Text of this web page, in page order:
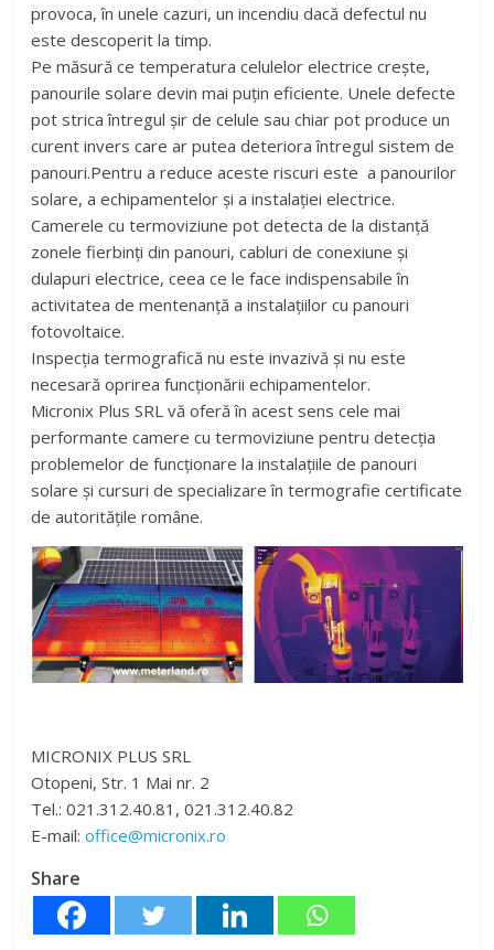
provoca, în unele cazuri, un incendiu dacă defectul nu
este descoperit la timp.
Pe măsură ce temperatura celulelor electrice crește,
panourile solare devin mai puțin eficiente. Unele defecte
pot strica întregul șir de celule sau chiar pot produce un
curent invers care ar putea deteriora întregul sistem de
panouri.Pentru a reduce aceste riscuri este a panourilor
solare, a echipamentelor și a instalației electrice.
Camerele cu termoviziune pot detecta de la distanță
zonele fierbinți din panouri, cabluri de conexiune și
dulapuri electrice, ceea ce le face indispensabile în
activitatea de mentenanță a instalațiilor cu panouri
fotovoltaice.
Inspecția termografică nu este invazivă și nu este
necesară oprirea funcționării echipamentelor.
Micronix Plus SRL vă oferă în acest sens cele mai
performante camere cu termoviziune pentru detecția
problemelor de funcționare la instalațiile de panouri
solare și cursuri de specializare în termografie certificate
de autoritățile române.
MICRONIX PLUS SRL
Otopeni, Str. 1 Mai nr. 2
Tel.: 021.312.40.81, 021.312.40.82
E-mail:office@micronix.ro
Share